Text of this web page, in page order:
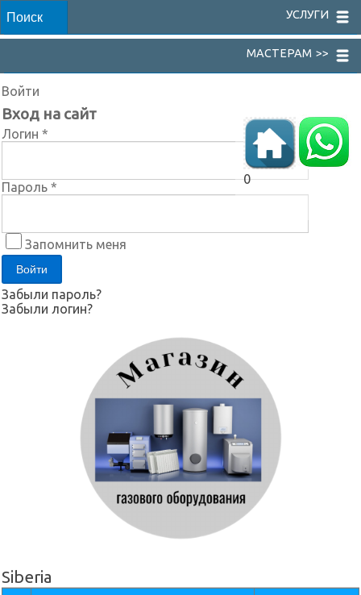
УСЛУГИ
МАСТЕРАМ >>
0
Войти
Вход на сайт
Логин *
Пароль *
Запомнить меня
Забыли пароль?
Забыли логин?
Siberia